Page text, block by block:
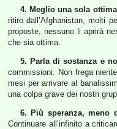
4. Meglio una sola
ritiro dall’Afghanistan, molti
proposte, nessuno li aprirà
che sia ottima.
5. Parla di sostanza e
commissioni. Non frega
mesi per arrivare al
una colpa grave dei nostri
6. Più speranza, meno
Continuare all’infinito a